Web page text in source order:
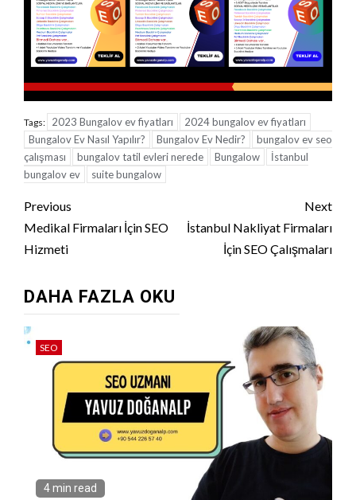
Tags: 2023 Bungalov ev fiyatları
2024 bungalov ev fiyatları
Bungalov Ev Nasıl Yapılır?
Bungalov Ev Nedir?
bungalov ev seo
çalışması
bungalov tatil evleri nerede Bungalow
İstanbul
bungalov ev
suite bungalow
Continue
Reading
Previous
Medikal Firmaları İçin SEO
Hizmeti
Next
İstanbul Nakliyat Firmaları
İçin SEO Çalışmaları
DAHA FAZLA OKU
SEO
4 min read